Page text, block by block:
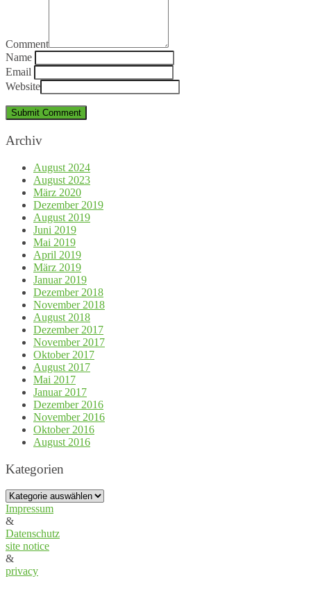
Comment
Name
Email
Website
Archiv
August 2024
August 2023
März 2020
Dezember 2019
August 2019
Juni 2019
Mai 2019
April 2019
März 2019
Januar 2019
Dezember 2018
November 2018
August 2018
Dezember 2017
November 2017
Oktober 2017
August 2017
Mai 2017
Januar 2017
Dezember 2016
November 2016
Oktober 2016
August 2016
Kategorien
Kategorien
Impressum
&
Datenschutz
site notice
&
privacy